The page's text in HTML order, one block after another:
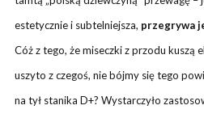
estetycznie i subtelniejsza, przegrywa
Cóż z tego, że miseczki z przodu kuszą
uszyto z czegoś, nie bójmy się tego
na tył stanika D+? Wystarczyło